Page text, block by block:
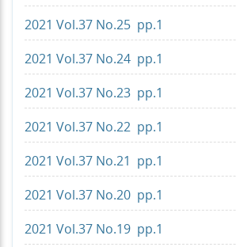
2021 Vol.37 No.25 pp.1
2021 Vol.37 No.24 pp.1
2021 Vol.37 No.23 pp.1
2021 Vol.37 No.22 pp.1
2021 Vol.37 No.21 pp.1
2021 Vol.37 No.20 pp.1
2021 Vol.37 No.19 pp.1